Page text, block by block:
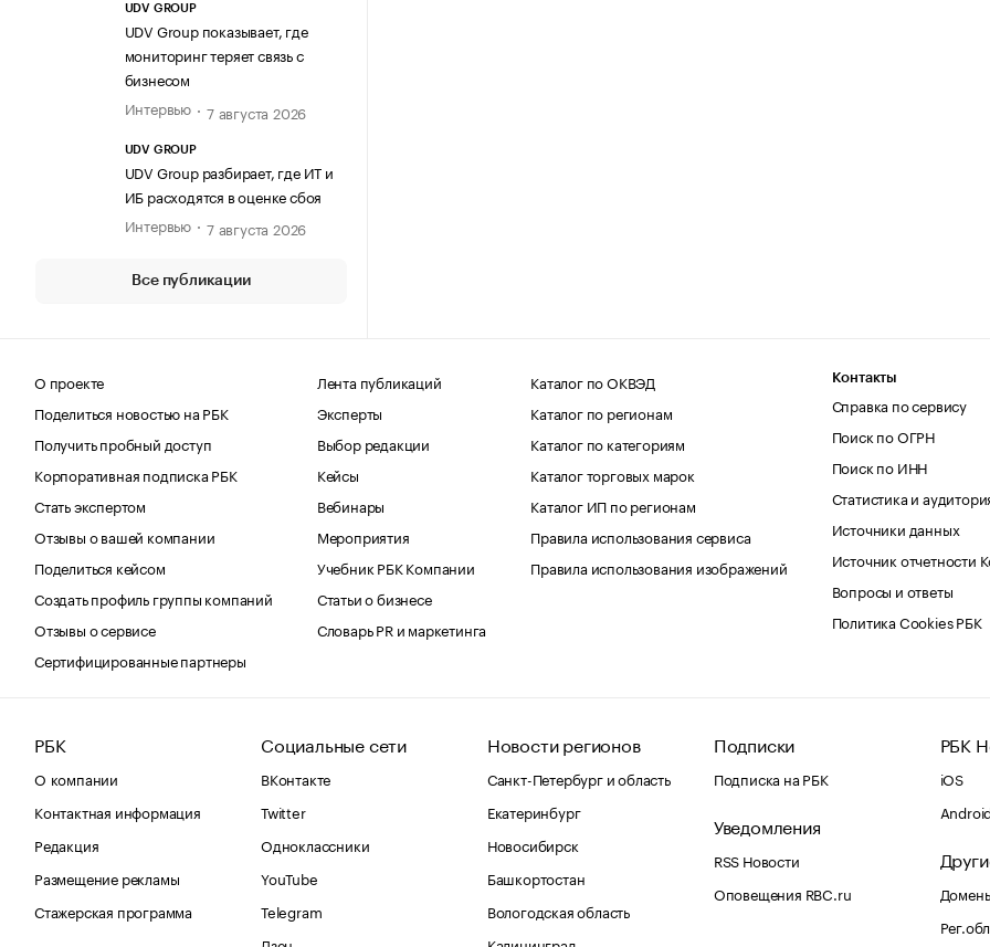
UDV GROUP
UDV Group показывает, где
мониторинг теряет связь с
бизнесом
Интервью
7 августа 2026
UDV GROUP
UDV Group разбирает, где ИТ и
ИБ расходятся в оценке сбоя
Интервью
7 августа 2026
Все публикации
О проекте
Поделиться новостью на РБК
Получить пробный доступ
Корпоративная подписка РБК
Стать экспертом
Отзывы о вашей компании
Поделиться кейсом
Создать профиль группы компаний
Отзывы о сервисе
Сертифицированные партнеры
Лента публикаций
Эксперты
Выбор редакции
Кейсы
Вебинары
Мероприятия
Учебник РБК Компании
Статьи о бизнесе
Словарь PR и маркетинга
Каталог по ОКВЭД
Каталог по регионам
Каталог по категориям
Каталог торговых марок
Каталог ИП по регионам
Правила использования сервиса
Правила использования изображений
Контакты
Справка по сервису
Поиск по ОГРН
Поиск по ИНН
Статистика и
Источники данных
Источник отчетности
Вопросы и ответы
Политика Cookies РБК
РБК
О компании
Контактная информация
Редакция
Размещение рекламы
Стажерская программа
Социальные сети
ВКонтакте
Twitter
Одноклассники
YouTube
Telegram
Новости регионов
Санкт-Петербург и область
Екатеринбург
Новосибирск
Башкортостан
Вологодская область
Подписки
Подписка на РБК
Уведомления
RSS Новости
Оповещения RBC.ru
РБК
iOS